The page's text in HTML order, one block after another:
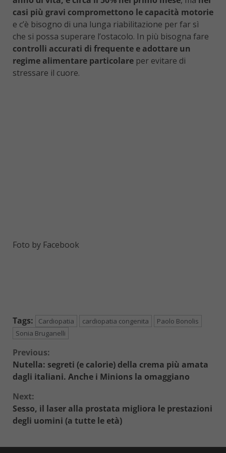
casi più gravi compromettono le capacità motorie
e c’è bisogno di una lunga riabilitazione per far sì
che si possa superare l’ostacolo. In più bisogna fare
controlli accurati di frequente e adottare un
regime alimentare particolare per evitare di
stressare il cuore.
Foto by Facebook
Tags: Cardiopatia cardiopatia congenita
Paolo Bonolis
Sonia Bruganelli
Continue
Reading
Previous:
Nutella: segreti (e calorie) della crema più amata
dagli italiani. Anche i Minions la omaggiano
Next:
Sesso, il laser alla prostata migliora le prestazioni
degli uomini (a tutte le età)